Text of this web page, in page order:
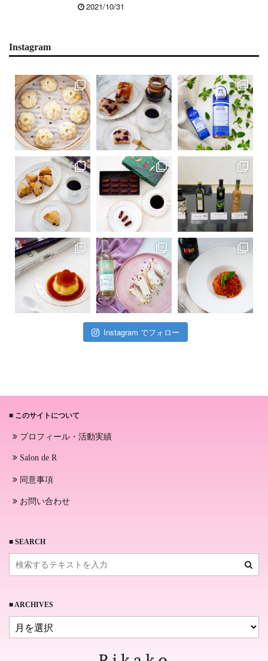
2021/10/31
Instagram
Instagram でフォロー
■ このサイトについて
プロフィール・活動実績
Salon de R
同意事項
お問い合わせ
■ SEARCH
■ ARCHIVES